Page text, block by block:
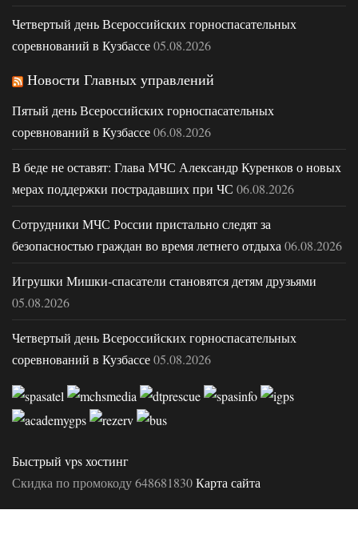
Четвертый день Всероссийских горноспасательных
соревнований в Кузбассе05.08.2026
Новости Главных управлений
Пятый день Всероссийских горноспасательных
соревнований в Кузбассе06.08.2026
В беде не оставят: Глава МЧС Александр Куренков о новых
мерах поддержки пострадавших при ЧС 06.08.2026
Сотрудники МЧС России пристально следят за
безопасностью граждан во время летнего отдыха 06.08.2026
Игрушки Мишки-спасатели становятся детям друзьями
05.08.2026
Четвертый день Всероссийских горноспасательных
соревнований в Кузбассе05.08.2026
Быстрый vps хостинг
Скидка по промокоду 648681830Карта сайта